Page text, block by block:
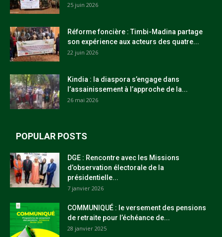
25 juin 2026
Réforme foncière : Timbi-Madina partage
son expérience aux acteurs des quatre...
22 juin 2026
Kindia : la diaspora s’engage dans
l’assainissement à l’approche de la...
26 mai 2026
POPULAR POSTS
DGE : Rencontre avec les Missions
d’observation électorale de la
présidentielle...
7 janvier 2026
COMMUNIQUÉ : le versement des pensions
de retraite pour l’échéance de...
28 janvier 2025